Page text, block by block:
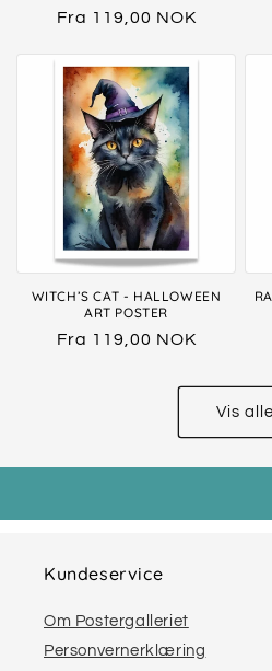
Vanlig
Fra 119,00 NOK
WITCH’S CAT - HALLOWEEN
ART POSTER
Vanlig
Fra 119,00 NOK
Vis alle
Kundeservice
Om Postergalleriet
Personvernerklæring